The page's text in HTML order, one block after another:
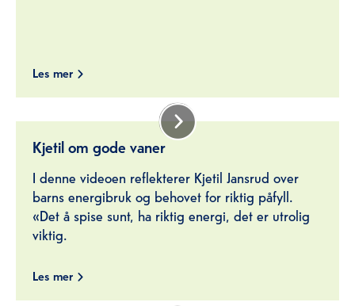
Les mer
Kjetil om gode vaner
I denne videoen reflekterer Kjetil Jansrud over
barns energibruk og behovet for riktig påfyll.
«Det å spise sunt, ha riktig energi, det er utrolig
viktig.
Les mer